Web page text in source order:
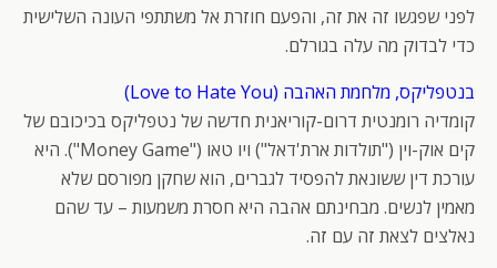
לפני שפגשו זה את זה, והפעם חוזרת אל משתתפי העונה השלישית
כדי לבדוק מה עלה בגורלם.
בנטפליקס, מלחמת האהבה (Love to Hate You)
קומדיה רומנטית דרום-קוריאנית חדשה של נטפליקס בכיכובם של
קים אוק-וין ("תולדות ארת'דאל") ויו טאו ("Money Game"). היא
עורכת דין ששונאת להפסיד לגברים, הוא שחקן מפורסם שלא
מאמין לנשים. מבחינתם אהבה היא חסרת משמעות – עד שהם
נאלצים לצאת זה עם זה.